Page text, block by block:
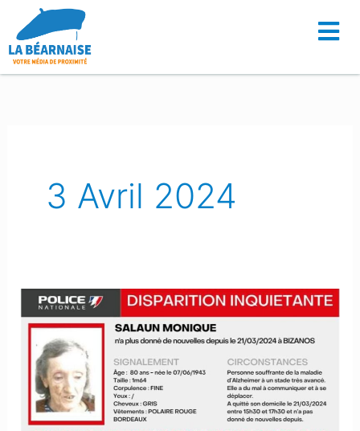
contenu
3 Avril 2024
Bizanos
:
L’octogénaire
portée
disparue
depuis